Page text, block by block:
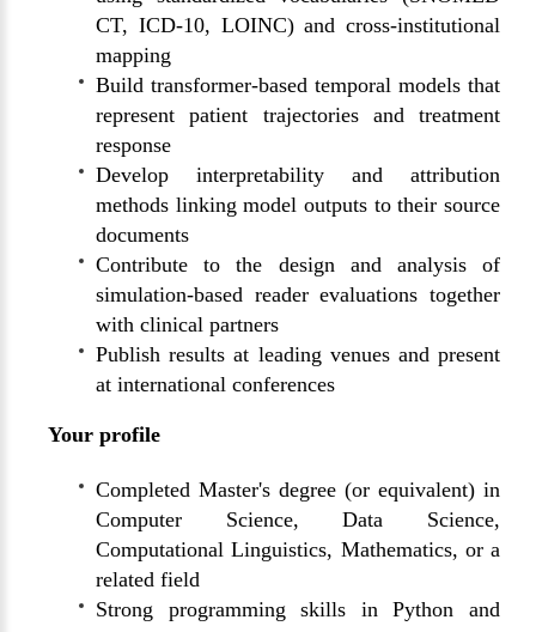
CT, ICD-10, LOINC) and cross-institutional
mapping
Build transformer-based temporal models that
represent patient trajectories and treatment
response
Develop interpretability and attribution
methods linking model outputs to their source
documents
Contribute to the design and analysis of
simulation-based reader evaluations together
with clinical partners
Publish results at leading venues and present
at international conferences
Your profile
Completed Master's degree (or equivalent) in
Computer Science, Data Science,
Computational Linguistics, Mathematics, or a
related field
Strong programming skills in Python and